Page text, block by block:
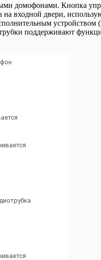
домофонами. Кнопка
входной двери,
поддерживают